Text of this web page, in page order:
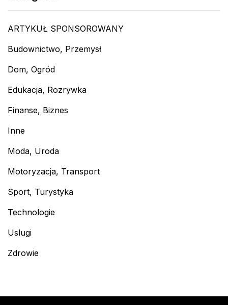
ARTYKUŁ SPONSOROWANY
Budownictwo, Przemysł
Dom, Ogród
Edukacja, Rozrywka
Finanse, Biznes
Inne
Moda, Uroda
Motoryzacja, Transport
Sport, Turystyka
Technologie
Uslugi
Zdrowie